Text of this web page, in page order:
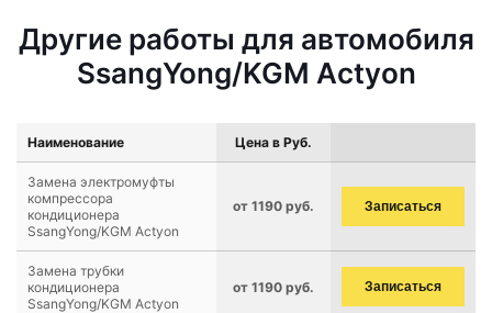
Другие работы для автомобиля
SsangYong/KGM Actyon
Наименование Цена в Руб.
Замена электромуфты
компрессора
кондиционера
SsangYong/KGM Actyon
от 1190 руб. Записаться
Замена трубки
кондиционера
SsangYong/KGM Actyon
от 1190 руб. Записаться